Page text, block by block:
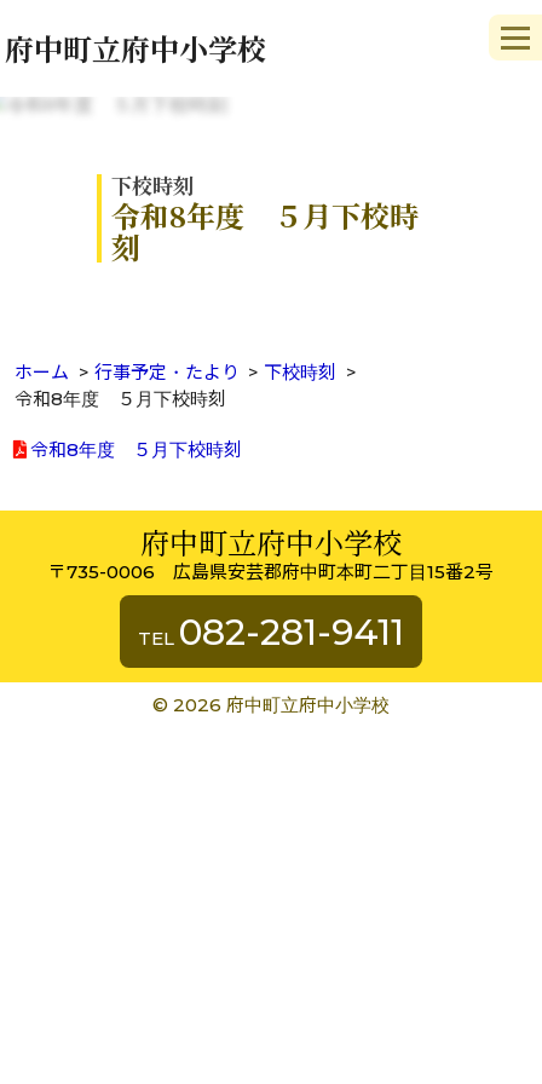
府中町立府中小学校
下校時刻
令和8年度 ５月下校時
刻
ホーム 行事予定・たより
下校時刻
令和8年度 ５月下校時刻
令和8年度 ５月下校時刻
府中町立府中小学校
〒735-0006 広島県安芸郡府中町本町二丁目15番2号
TEL 082-281-9411
© 2026 府中町立府中小学校